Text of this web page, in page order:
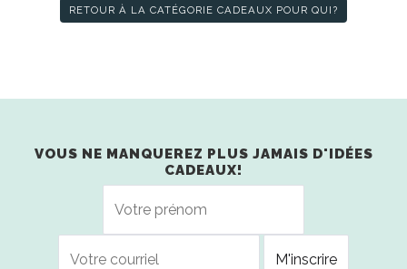
RETOUR À LA CATÉGORIE CADEAUX POUR QUI?
VOUS NE MANQUEREZ PLUS JAMAIS D'IDÉES
CADEAUX!